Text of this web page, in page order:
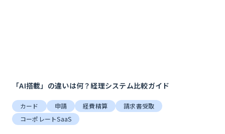
「AI搭載」の違いは何？経理システム比較ガイド
カード 申請 経費精算
請求書受取
コーポレートSaaS